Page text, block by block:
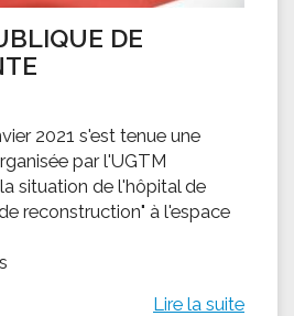
DE
2021 s'est tenue une
par l'UGTM
situation de l'hôpital de
reconstruction" à l'espace
Lire la suite